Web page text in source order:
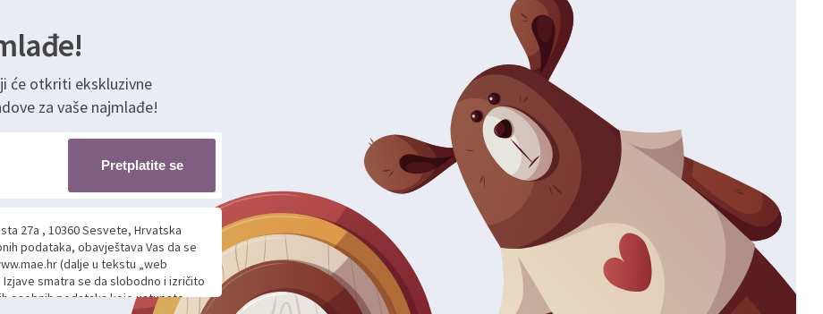
će otkriti ekskluzivne
za vaše najmlađe!
Pretplatite se
27a , 10360 Sesvete, Hrvatska
podataka, obavještava Vas da se
(dalje u tekstu „web
smatra se da slobodno i izričito
osobnih podataka koje ustupate